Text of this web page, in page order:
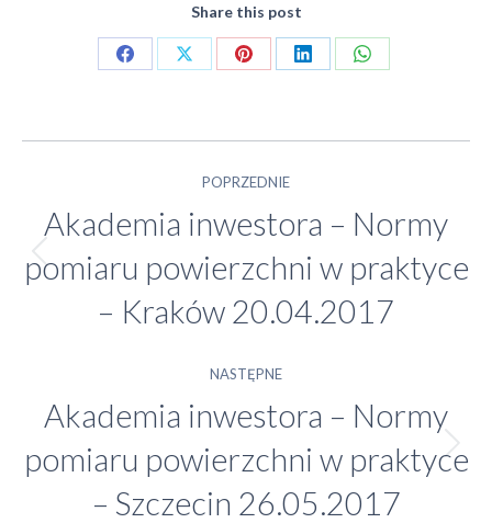
Share this post
Share
Share
Share
Share
Share
Nawigacja
wpisów
POPRZEDNIE
Poprzedni
wpis:
Akademia inwestora – Normy
pomiaru powierzchni w praktyce
– Kraków 20.04.2017
NASTĘPNE
Następny
wpis:
Akademia inwestora – Normy
pomiaru powierzchni w praktyce
– Szczecin 26.05.2017